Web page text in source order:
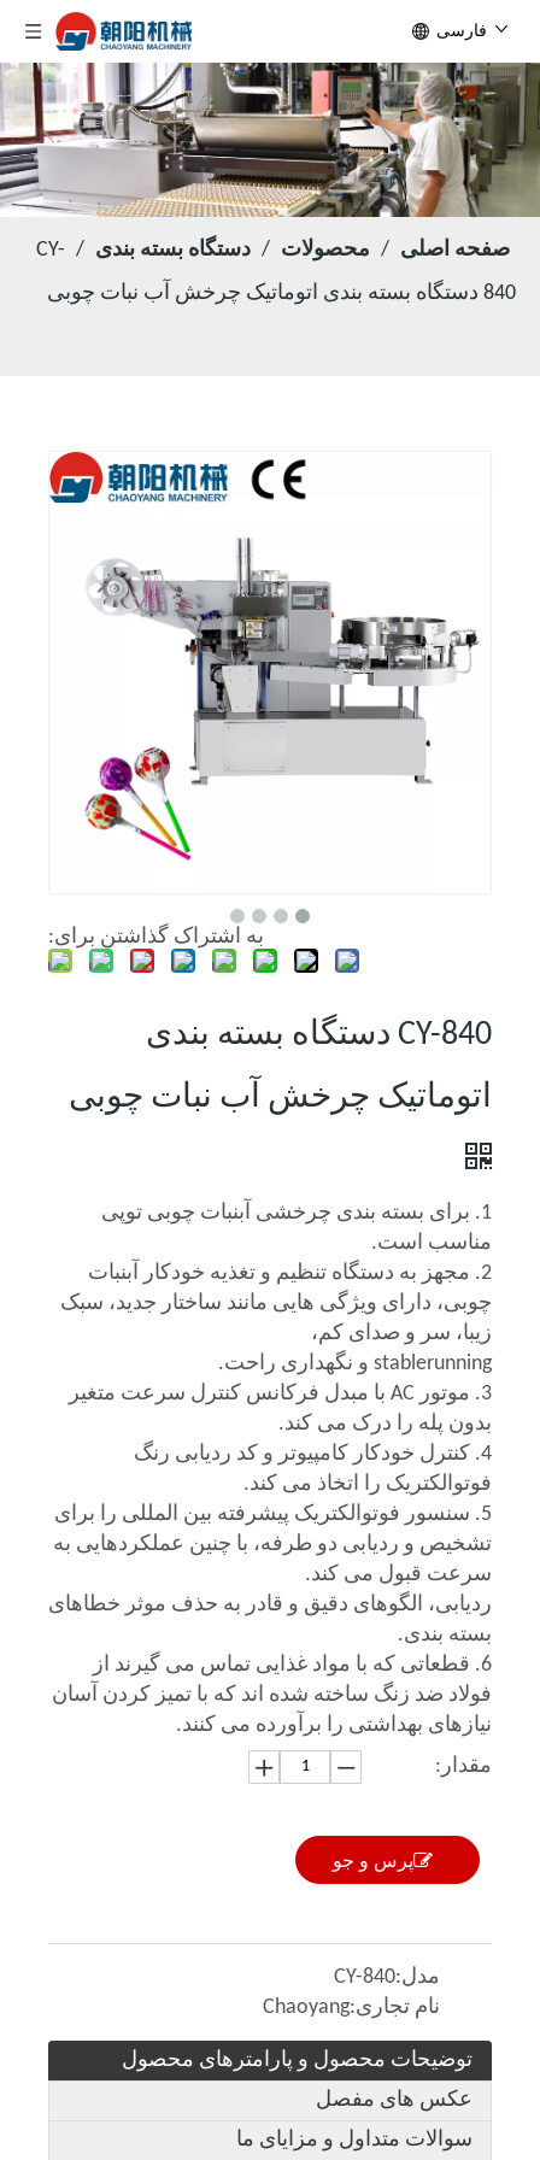
فارسی
صفحه اصلی / محصولات / دستگاه بسته بندی /
CY-
840 دستگاه بسته بندی اتوماتیک چرخش آب نبات چوبی
به اشتراک گذاشتن برای:
CY-840 دستگاه بسته بندی
اتوماتیک چرخش آب نبات چوبی
1. برای بسته بندی چرخشی آبنبات چوبی توپی
مناسب است.
2. مجهز به دستگاه تنظیم و تغذیه خودکار آبنبات
چوبی، دارای ویژگی هایی مانند ساختار جدید، سبک
زیبا، سر و صدای کم،
stablerunning و نگهداری راحت.
3. موتور AC با مبدل فرکانس کنترل سرعت متغیر
بدون پله را درک می کند.
4. کنترل خودکار کامپیوتر و کد ردیابی رنگ
فوتوالکتریک را اتخاذ می کند.
5. سنسور فوتوالکتریک پیشرفته بین المللی را برای
تشخیص و ردیابی دو طرفه، با چنین عملکردهایی به
سرعت قبول می کند.
ردیابی، الگوهای دقیق و قادر به حذف موثر خطاهای
بسته بندی.
6. قطعاتی که با مواد غذایی تماس می گیرند از
فولاد ضد زنگ ساخته شده اند که با تمیز کردن آسان
نیازهای بهداشتی را برآورده می کنند.
مقدار:
پرس و جو
مدل:CY-840
نام تجاری:Chaoyang
توضیحات محصول و پارامترهای محصول
عکس های مفصل
سوالات متداول و مزایای ما